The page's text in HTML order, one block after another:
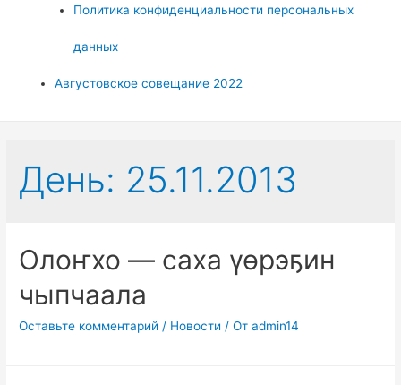
Политика конфиденциальности персональных
данных
Августовское совещание 2022
День: 25.11.2013
Олоҥхо — саха үөрэҕин
чыпчаала
Оставьте комментарий / Новости / От admin14